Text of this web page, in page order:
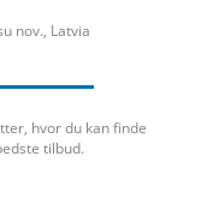
nov., Latvia
hvor du kan finde
tilbud.